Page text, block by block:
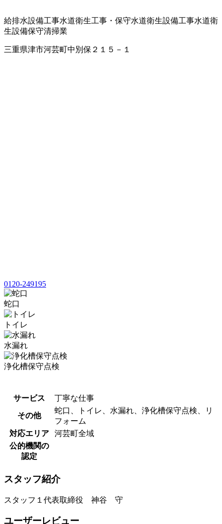
給排水設備工事水道衛生工事・保守水道衛生設備工事水道衛
生設備保守清掃業
三重県津市河芸町中別保２１５－１
0120-249195
蛇口
トイレ
水漏れ
浄化槽保守点検
サービス 丁寧な仕事
その他
蛇口、トイレ、水漏れ、浄化槽保守点検、リ
フォーム
対応エリア
河芸町全域
公的機関の
認定
スタッフ紹介
スタッフ１ 代表取締役 神谷 守
ユーザーレビュー